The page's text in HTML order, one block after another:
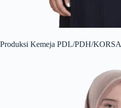
Produksi Kemeja PDL/PDH/KORSA